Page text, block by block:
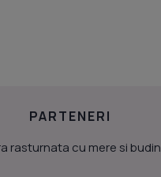
PARTENERI